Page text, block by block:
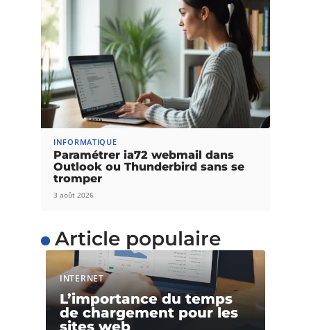
INFORMATIQUE
Paramétrer ia72 webmail dans
Outlook ou Thunderbird sans se
tromper
3 août 2026
Article populaire
INTERNET
L’importance du temps
de chargement pour les
sites web